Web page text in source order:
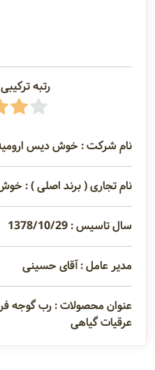
رتبه ترکیبی
نام شرکت : خوش دیس
نام تجاری ( برند اصلی ) :
سال تاسیس : 1378/10/29
مدیر عامل : آقای حسینی
عنوان محصولات : رب گوجه
عرقیات گیاهی